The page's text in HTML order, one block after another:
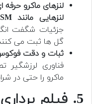
لنزهای ماکرو حرفه
لنزهایی مانند EF 100mm f/2.8L Macro IS USM
جزئیات شگفت
گل ها ثبت می
ثبات و دقت
ماکرو را حتی در
5. فیلم